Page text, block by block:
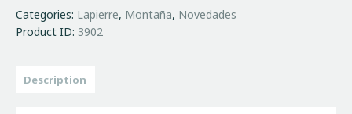
Categories: Lapierre, Montaña, Novedades
Product ID: 3902
Description